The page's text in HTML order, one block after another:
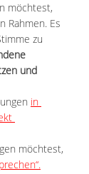
möchtest,
Rahmen. Es
zu
und
in
möchtest,